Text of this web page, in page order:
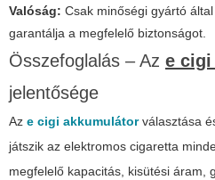
Valóság: Csak minőségi gyártó
garantálja a megfelelő biztonságot.
Összefoglalás – Az e cigi
jelentősége
Az e cigi akkumulátorválasztása
játszik az elektromos cigaretta
megfelelő kapacitás, kisütési áram,